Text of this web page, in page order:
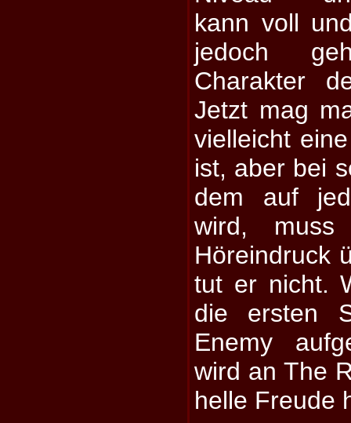
kann voll
jedoch
Charakter
Jetzt mag
vielleicht
ist, aber bei
dem auf
wird,
Höreindruck
tut er nicht.
die ersten
Enemy
wird an The
helle Freude